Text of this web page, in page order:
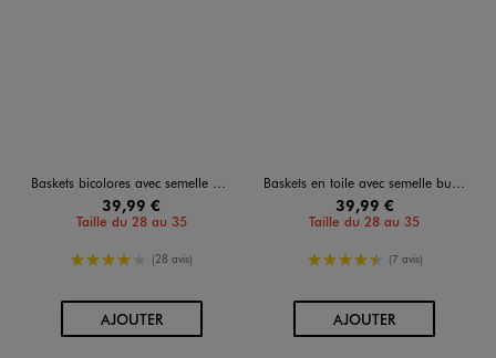
Baskets bicolores avec semelle à bulle d’air garçon - Airness
39,99 €
Taille du 28 au 35
4/5 de moyenne
(28 avis)
AJOUTERAU PANIER
Baskets en toile avec semelle bulle d’air garçon - Airness
39,99 €
Taille du 28 au 35
4.5/5 de moyenne
(7 avis)
AJOUTERAU PANIER